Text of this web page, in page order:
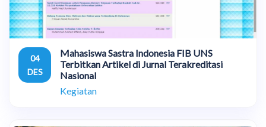
04
DES
Mahasiswa Sastra Indonesia FIB UNS
Terbitkan Artikel di Jurnal Terakreditasi
Nasional
Kegiatan